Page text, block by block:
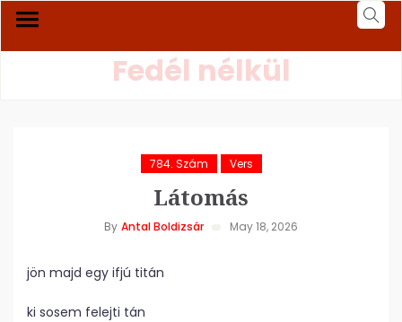
Fedél nélkül
784. Szám Vers
Látomás
By Antal Boldizsár May 18, 2026
jön majd egy ifjú titán
ki sosem felejti tán